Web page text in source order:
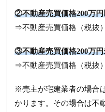
②不動産売買価格200万円
⇒不動産売買価格（税抜
③不動産売買価格200万円
⇒不動産売買価格（税抜
※売主が宅建業者の場合
かります。その場合は不